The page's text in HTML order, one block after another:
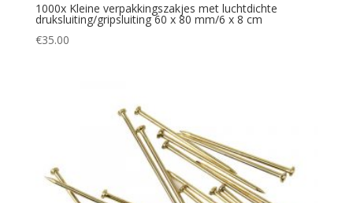
1000x Kleine verpakkingszakjes met luchtdichte
druksluiting/gripsluiting 60 x 80 mm/6 x 8 cm
€35.00